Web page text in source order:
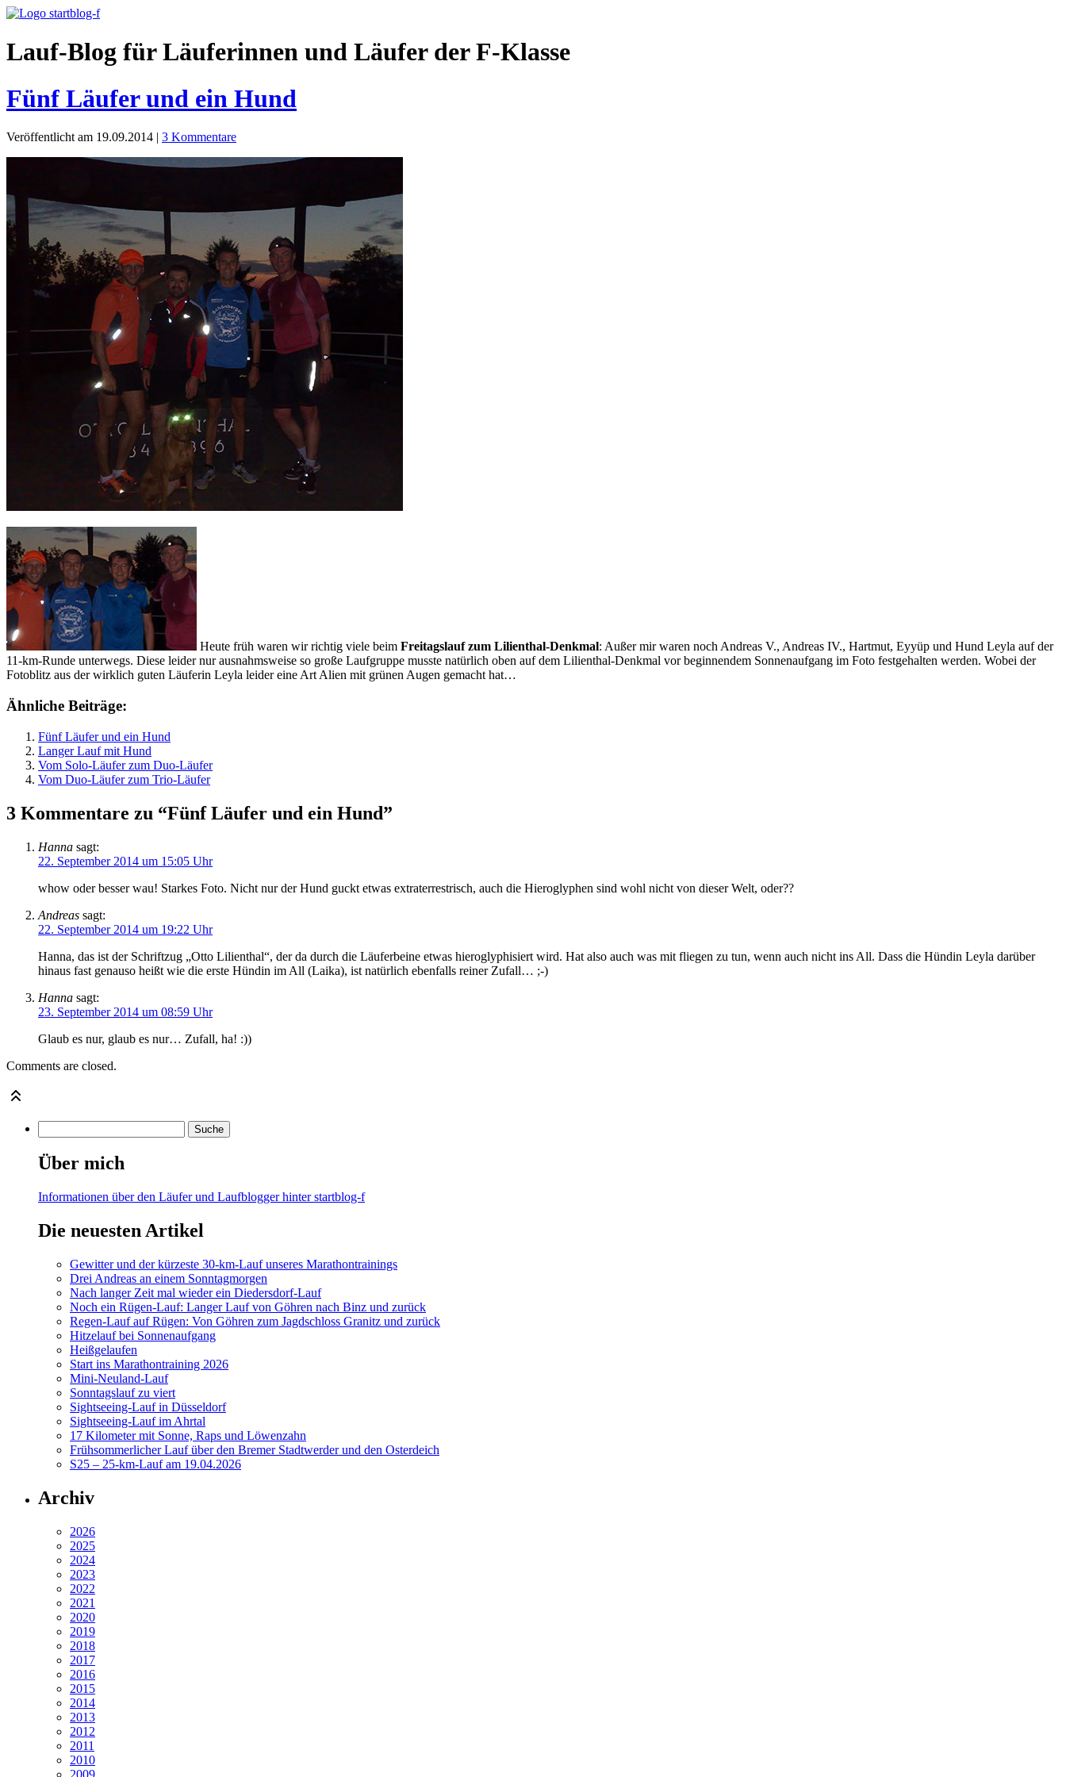
Lauf-Blog für Läuferinnen und Läufer der F-Klasse
Fünf Läufer und ein Hund
Veröffentlicht am 19.09.2014 | 3 Kommentare
Heute früh waren wir richtig viele beim Freitagslauf zum Lilienthal-Denkmal: Außer mir waren noch Andreas V., Andreas IV., Hartmut, Eyyüp und Hund Leyla auf der
11-km-Runde unterwegs. Diese leider nur ausnahmsweise so große Laufgruppe musste natürlich oben auf dem Lilienthal-Denkmal vor beginnendem Sonnenaufgang im Foto festgehalten werden. Wobei der
Fotoblitz aus der wirklich guten Läuferin Leyla leider eine Art Alien mit grünen Augen gemacht hat…
Ähnliche Beiträge:
Fünf Läufer und ein Hund
Langer Lauf mit Hund
Vom Solo-Läufer zum Duo-Läufer
Vom Duo-Läufer zum Trio-Läufer
3 Kommentare zu “Fünf Läufer und ein Hund”
Hanna sagt:
22. September 2014 um 15:05 Uhr
whow oder besser wau! Starkes Foto. Nicht nur der Hund guckt etwas extraterrestrisch, auch die Hieroglyphen sind wohl nicht von dieser Welt, oder??
Andreas sagt:
22. September 2014 um 19:22 Uhr
Hanna, das ist der Schriftzug „Otto Lilienthal“, der da durch die Läuferbeine etwas hieroglyphisiert wird. Hat also auch was mit fliegen zu tun, wenn auch nicht ins All. Dass die Hündin Leyla darüber
hinaus fast genauso heißt wie die erste Hündin im All (Laika), ist natürlich ebenfalls reiner Zufall… ;-)
Hanna sagt:
23. September 2014 um 08:59 Uhr
Glaub es nur, glaub es nur… Zufall, ha! :))
Comments are closed.
Über mich
Informationen über den Läufer und Laufblogger hinter startblog-f
Die neuesten Artikel
Gewitter und der kürzeste 30-km-Lauf unseres Marathontrainings
Drei Andreas an einem Sonntagmorgen
Nach langer Zeit mal wieder ein Diedersdorf-Lauf
Noch ein Rügen-Lauf: Langer Lauf von Göhren nach Binz und zurück
Regen-Lauf auf Rügen: Von Göhren zum Jagdschloss Granitz und zurück
Hitzelauf bei Sonnenaufgang
Heißgelaufen
Start ins Marathontraining 2026
Mini-Neuland-Lauf
Sonntagslauf zu viert
Sightseeing-Lauf in Düsseldorf
Sightseeing-Lauf im Ahrtal
17 Kilometer mit Sonne, Raps und Löwenzahn
Frühsommerlicher Lauf über den Bremer Stadtwerder und den Osterdeich
S25 – 25-km-Lauf am 19.04.2026
Archiv
2026
2025
2024
2023
2022
2021
2020
2019
2018
2017
2016
2015
2014
2013
2012
2011
2010
2009